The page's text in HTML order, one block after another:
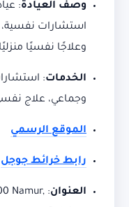
وصف العيادة:
استشارات نفسية،
وعلاجًا نفسيًا
الخدمات:
وجماعي، علاج
الموقع الرسمي
رابط خرائط جوجل
العنوان:
Namur,